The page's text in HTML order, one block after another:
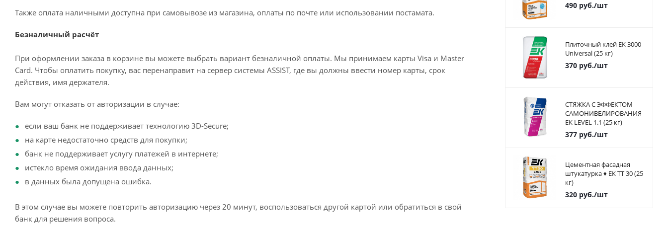
Также оплата наличными доступна при самовывозе из магазина, оплаты по почте или использовании постамата.
Безналичный расчёт
При оформлении заказа в корзине вы можете выбрать вариант безналичной оплаты. Мы принимаем карты Visa и Master
Card. Чтобы оплатить покупку, вас перенаправит на сервер системы ASSIST, где вы должны ввести номер карты, срок
действия, имя держателя.
Вам могут отказать от авторизации в случае:
если ваш банк не поддерживает технологию 3D-Secure;
на карте недостаточно средств для покупки;
банк не поддерживает услугу платежей в интернете;
истекло время ожидания ввода данных;
в данных была допущена ошибка.
В этом случае вы можете повторить авторизацию через 20 минут, воспользоваться другой картой или обратиться в свой
банк для решения вопроса.
490руб./шт
Плиточный клей ЕК 3000
Universal (25 кг)
370руб./шт
СТЯЖКА С ЭФФЕКТОМ
САМОНИВЕЛИРОВАНИЯ
ЕК LEVEL 1.1 (25 кг)
377руб./шт
Цементная фасадная
штукатурка ♦ ЕК ТТ 30 (25
кг)
320руб./шт